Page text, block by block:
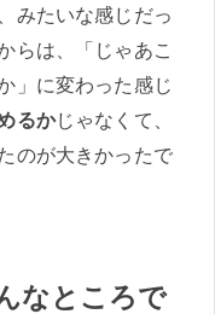
みたいな感じだっ
らは、「じゃあこ
」に変わった感じ
るかじゃなくて、
のが大きかったで
なところで